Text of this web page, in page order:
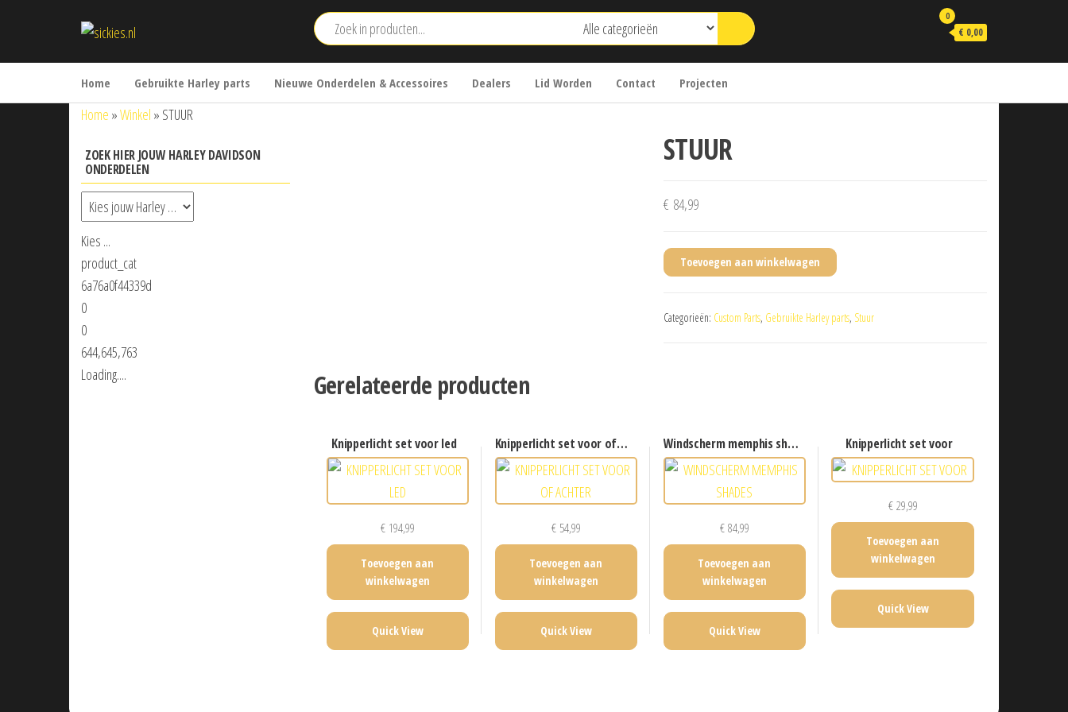
0
€ 0,00
Home Gebruikte Harley parts Nieuwe Onderdelen & Accessoires Dealers Lid Worden Contact Projecten
Home »Winkel » STUUR
STUUR
€ 84,99
Toevoegen aan winkelwagen
Categorieën: Custom Parts, Gebruikte Harley parts, Stuur
Gerelateerde producten
knipperlicht set voor led
€194,99
Toevoegen aan
winkelwagen
Quick View
knipperlicht set voor of achter
€54,99
Toevoegen aan
winkelwagen
Quick View
windscherm memphis shades
€84,99
Toevoegen aan
winkelwagen
Quick View
knipperlicht set voor
€29,99
Toevoegen aan
winkelwagen
Quick View
ZOEK HIER JOUW HARLEY DAVIDSON
ONDERDELEN
Kies ...
product_cat
6a76a0f44339d
0
0
644,645,763
Loading....